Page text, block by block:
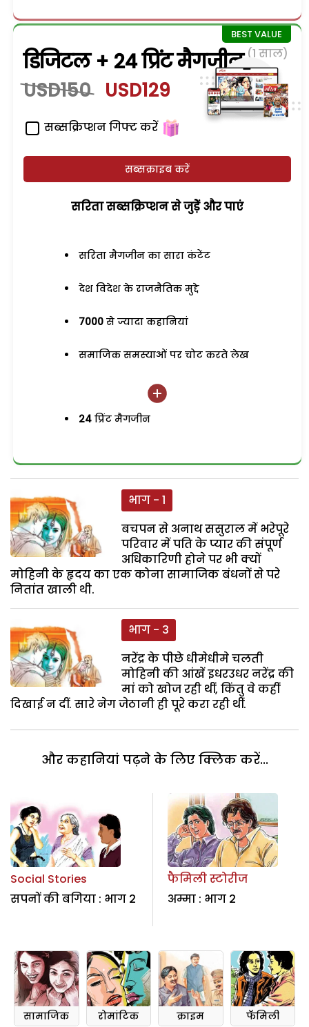
डिजिटल + 24 प्रिंट मैगजीन (1 साल)
USD150 USD129
सब्सक्रिप्शन गिफ्ट करें
सब्सक्राइब करें
सरिता सब्सक्रिप्शन से जुड़ेें और पाएं
सरिता मैगजीन का सारा कंटेंट
देश विदेश के राजनैतिक मुद्दे
7000 से ज्यादा कहानियां
समाजिक समस्याओं पर चोट करते लेख
24 प्रिंट मैगजीन
भाग - 1
बचपन से अनाथ ससुराल में भरेपूरे
परिवार में पति के प्यार की संपूर्ण
अधिकारिणी होने पर भी क्यों
मोहिनी के हृदय का एक कोना सामाजिक बंधनों से परे
नितांत खाली थी.
भाग - 3
नरेंद्र के पीछे धीमेधीमे चलती
मोहिनी की आंखें इधरउधर नरेंद्र की
मां को खोज रही थीं, किंतु वे कहीं
दिखाई न दीं. सारे नेग जेठानी ही पूरे करा रही थीं.
और कहानियां पढ़ने के लिए क्लिक करें...
Social Stories
सपनों की बगिया : भाग 2
फैमिली स्टोरीज
अम्मा : भाग 2
सामाजिक रोमांटिक क्राइम फॅमिली